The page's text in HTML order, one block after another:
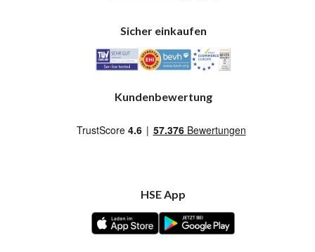
Sicher einkaufen
Kundenbewertung
HSE App